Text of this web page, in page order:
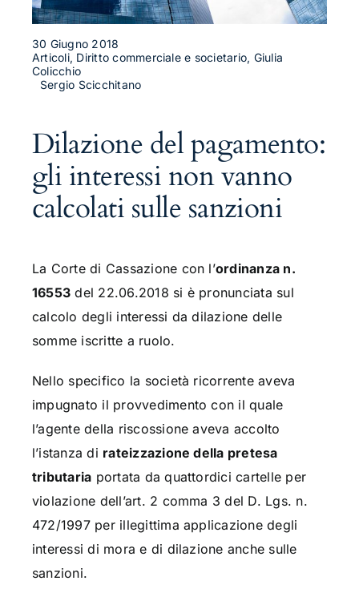
30 Giugno 2018
Articoli, Diritto commerciale e societario, Giulia
Colicchio
Sergio Scicchitano
Dilazione del pagamento:
gli interessi non vanno
calcolati sulle sanzioni
La Corte di Cassazione con l’ordinanza n.
16553 del 22.06.2018 si è pronunciata sul
calcolo degli interessi da dilazione delle
somme iscritte a ruolo.
Nello specifico la società ricorrente aveva
impugnato il provvedimento con il quale
l’agente della riscossione aveva accolto
l’istanza di rateizzazione della pretesa
tributaria portata da quattordici cartelle per
violazione dell’art. 2 comma 3 del D. Lgs. n.
472/1997 per illegittima applicazione degli
interessi di mora e di dilazione anche sulle
sanzioni.